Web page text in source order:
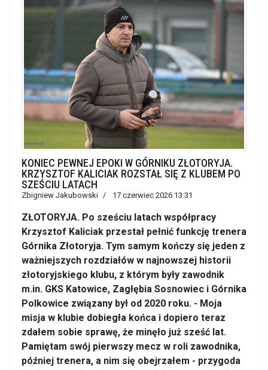
KONIEC PEWNEJ EPOKI W GÓRNIKU ZŁOTORYJA.
KRZYSZTOF KALICIAK ROZSTAŁ SIĘ Z KLUBEM PO
SZEŚCIU LATACH
Zbigniew Jakubowski 17 czerwiec 2026 13:31
ZŁOTORYJA. Po sześciu latach współpracy
Krzysztof Kaliciak przestał pełnić funkcję trenera
Górnika Złotoryja. Tym samym kończy się jeden z
ważniejszych rozdziałów w najnowszej historii
złotoryjskiego klubu, z którym były zawodnik
m.in. GKS Katowice, Zagłębia Sosnowiec i Górnika
Polkowice związany był od 2020 roku. - Moja
misja w klubie dobiegła końca i dopiero teraz
zdałem sobie sprawę, że minęło już sześć lat.
Pamiętam swój pierwszy mecz w roli zawodnika,
później trenera, a nim się obejrzałem - przygoda